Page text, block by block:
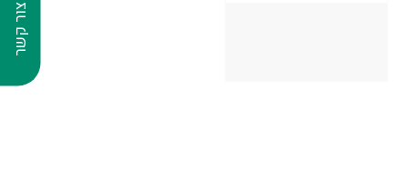
צור קשר